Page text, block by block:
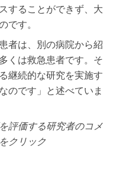
することができず、大
です。
者は、別の病院から紹
くは救急患者です。そ
継続的な研究を実施す
のです」と述べていま
評価する研究者のコメ
をクリック